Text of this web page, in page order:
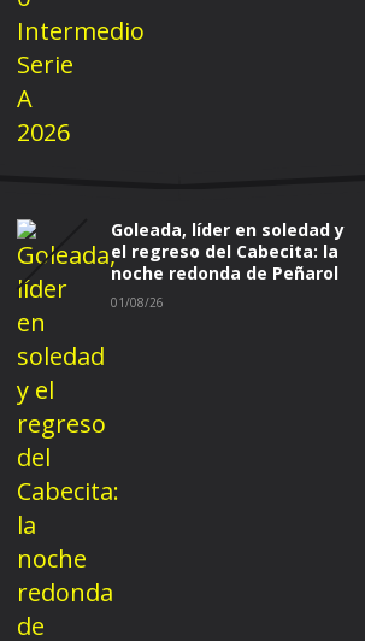
Goleada, líder en soledad y
el regreso del Cabecita: la
noche redonda de Peñarol
01/08/26